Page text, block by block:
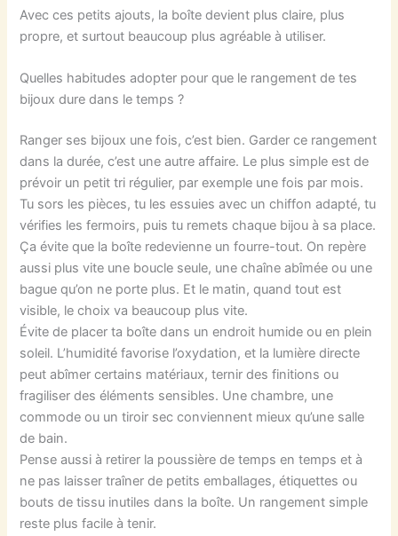
Avec ces petits ajouts, la boîte devient plus claire, plus
propre, et surtout beaucoup plus agréable à utiliser.
Quelles habitudes adopter pour que le rangement de tes
bijoux dure dans le temps ?
Ranger ses bijoux une fois, c’est bien. Garder ce rangement
dans la durée, c’est une autre affaire. Le plus simple est de
prévoir un petit tri régulier, par exemple une fois par mois.
Tu sors les pièces, tu les essuies avec un chiffon adapté, tu
vérifies les fermoirs, puis tu remets chaque bijou à sa place.
Ça évite que la boîte redevienne un fourre-tout. On repère
aussi plus vite une boucle seule, une chaîne abîmée ou une
bague qu’on ne porte plus. Et le matin, quand tout est
visible, le choix va beaucoup plus vite.
Évite de placer ta boîte dans un endroit humide ou en plein
soleil. L’humidité favorise l’oxydation, et la lumière directe
peut abîmer certains matériaux, ternir des finitions ou
fragiliser des éléments sensibles. Une chambre, une
commode ou un tiroir sec conviennent mieux qu’une salle
de bain.
Pense aussi à retirer la poussière de temps en temps et à
ne pas laisser traîner de petits emballages, étiquettes ou
bouts de tissu inutiles dans la boîte. Un rangement simple
reste plus facile à tenir.